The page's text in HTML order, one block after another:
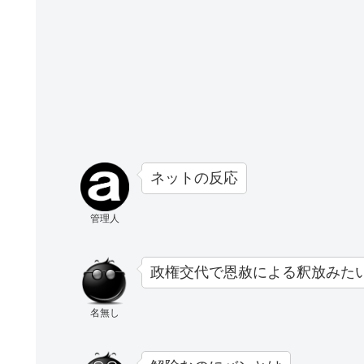
管理人
ネットの反応
名無し
政権交代で恩赦による釈放みた